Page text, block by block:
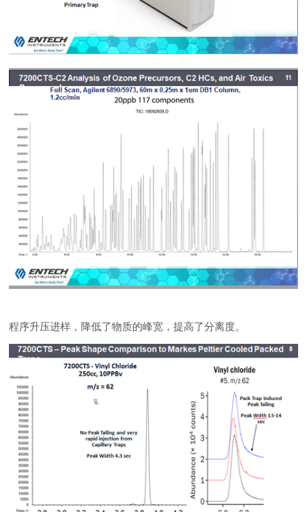
程序升压进样，降低了物质的峰宽，提高了分离度。